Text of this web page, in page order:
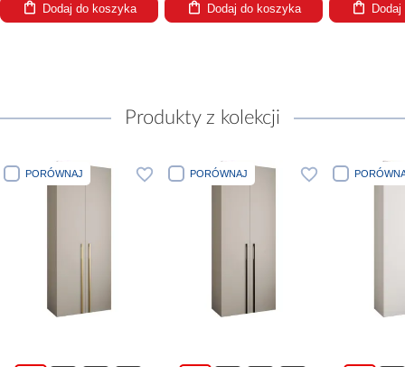
Dodaj do koszyka Dodaj do koszyka
Produkty z kolekcji
PORÓWNAJ PORÓWNAJ